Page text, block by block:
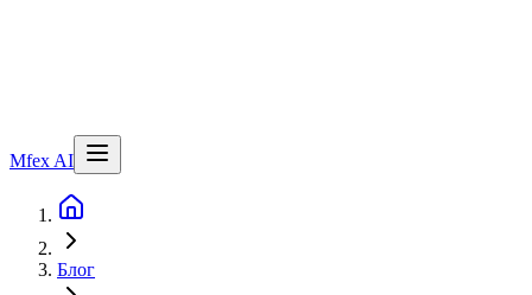
Mfex AI
Блог